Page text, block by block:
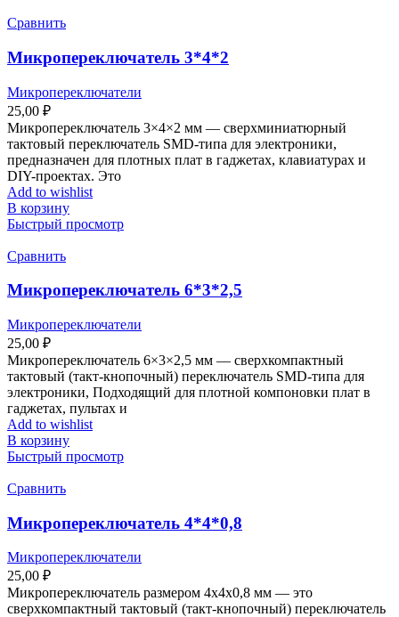
Сравнить
Микропереключатель 3*4*2
Микропереключатели
25,00 ₽
Микропереключатель 3×4×2 мм — сверхминиатюрный
тактовый переключатель SMD-типа для электроники,
предназначен для плотных плат в гаджетах, клавиатурах и
DIY-проектах. Это
Add to wishlist
В корзину
Быстрый просмотр
Сравнить
Микропереключатель 6*3*2,5
Микропереключатели
25,00 ₽
Микропереключатель 6×3×2,5 мм — сверхкомпактный
тактовый (такт-кнопочный) переключатель SMD-типа для
электроники, Подходящий для плотной компоновки плат в
гаджетах, пультах и
Add to wishlist
В корзину
Быстрый просмотр
Сравнить
Микропереключатель 4*4*0,8
Микропереключатели
25,00 ₽
Микропереключатель размером 4x4x0,8 мм — это
сверхкомпактный тактовый (такт-кнопочный) переключатель